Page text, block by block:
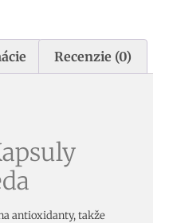
Recenzie (0)
antioxidanty, takže